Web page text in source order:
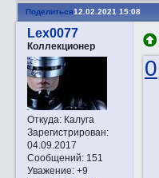
Поделиться12.02.2021 15:08
Lex0077
Коллекционер
Откуда:Калуга
Зарегистрирован:
04.09.2017
Сообщений:151
Уважение: +9
0